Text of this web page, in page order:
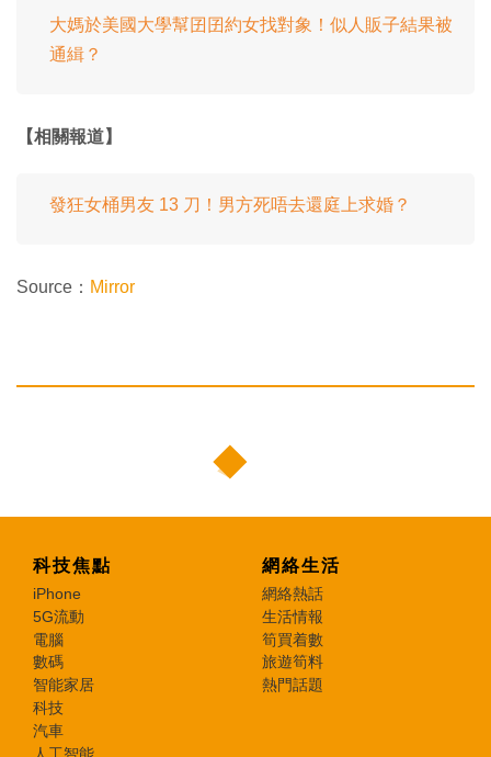
大媽於美國大學幫囝囝約女找對象！似人販子結果被
通緝？
【相關報道】
發狂女桶男友 13 刀！男方死唔去還庭上求婚？
Source： Mirror
科技焦點
iPhone
5G流動
電腦
數碼
智能家居
科技
汽車
人工智能
網絡生活
網絡熱話
生活情報
筍買着數
旅遊筍料
熱門話題